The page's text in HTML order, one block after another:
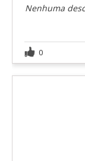
Nenhuma
0